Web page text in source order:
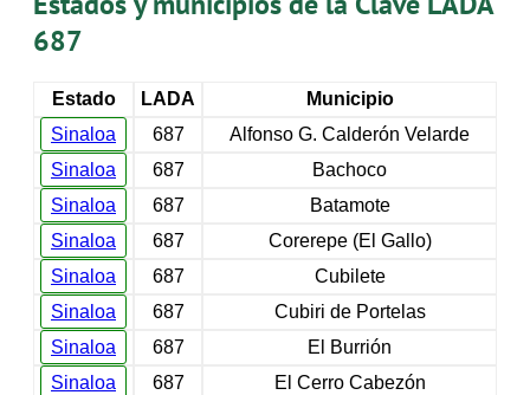
687
Estado LADA
Municipio
Sinaloa
687
Alfonso G. Calderón Velarde
Sinaloa
687
Bachoco
Sinaloa
687
Batamote
Sinaloa
687
Corerepe (El Gallo)
Sinaloa
687
Cubilete
Sinaloa
687
Cubiri de Portelas
Sinaloa
687
El Burrión
Sinaloa
687
El Cerro Cabezón